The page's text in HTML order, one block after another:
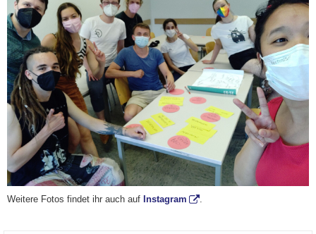
Weitere Fotos findet ihr auch auf Instagram .